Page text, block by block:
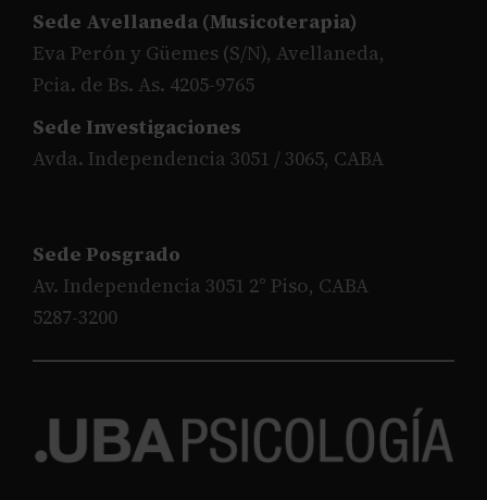
Sede Avellaneda (Musicoterapia)
Eva Perón y Güemes (S/N), Avellaneda,
Pcia. de Bs. As. 4205-9765
Sede Investigaciones
Avda. Independencia 3051 / 3065, CABA
Sede Posgrado
Av. Independencia 3051 2° Piso, CABA
5287-3200